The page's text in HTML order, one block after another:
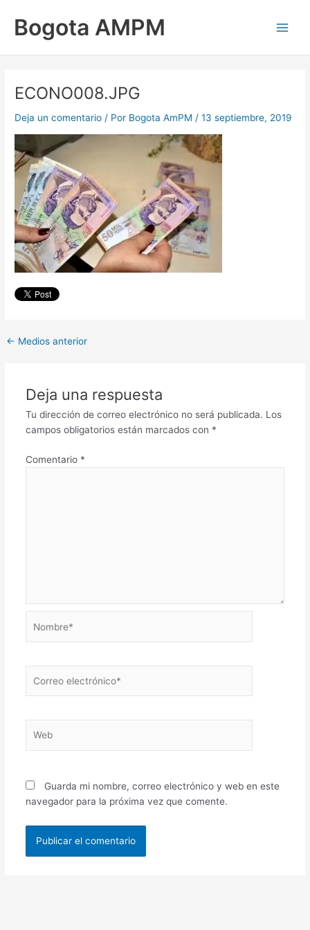
contenido
Bogota AMPM
ECONO008.JPG
Deja un comentario / Por Bogota AmPM /13 septiembre, 2019
← Medios anterior
Deja una respuesta
Tu dirección de correo electrónico no será publicada. Los
campos obligatorios están marcados con *
Comentario *
electrónico*
Guarda mi nombre, correo electrónico y web en este
navegador para la próxima vez que comente.